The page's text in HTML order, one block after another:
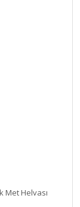
Met Helvası